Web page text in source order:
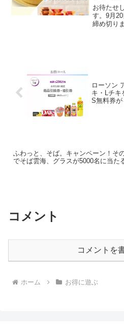
加者全
お待たせ
す。9月
締め切り
ローソン
キ・Lチキ
S無料券が
ふわっと、そば。キャンペーン！そ
でそば雲海、グラスが5000名に当た
コメント
コメントを
ホーム お得に遊ぶ